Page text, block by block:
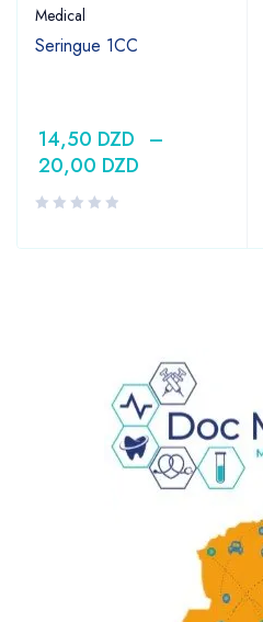
Medical
Seringue 1CC
14,50 DZD –
20,00 DZD